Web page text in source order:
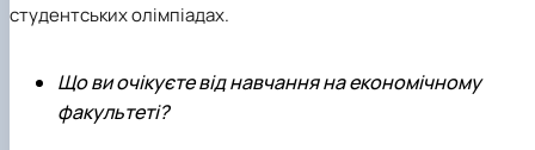
студентських олімпіадах.
Що ви очікуєте від навчання на економічному
факультеті?